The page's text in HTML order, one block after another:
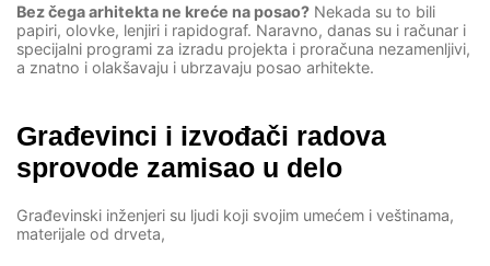
Bez čega arhitekta ne kreće na posao? Nekada su to bili
papiri, olovke, lenjiri i rapidograf. Naravno, danas su i računar i
specijalni programi za izradu projekta i proračuna nezamenljivi,
a znatno i olakšavaju i ubrzavaju posao arhitekte.
Građevinci i izvođači radova
sprovode zamisao u delo
Građevinski inženjeri su ljudi koji svojim umećem i veštinama,
materijale od drveta,